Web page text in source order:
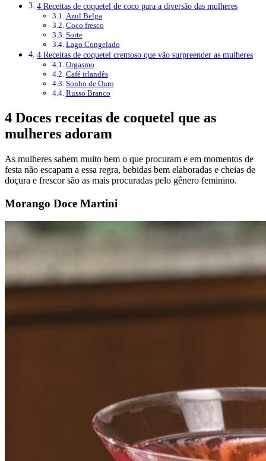
4 Receitas de coquetel de coco para a diversão das mulheres
Azul Belga
Coco fresco
Sorte
Lago Congelado
4 Receitas de coquetel cremoso que vão surpreender as mulheres
Orgasmo
Café irlandês
Sonho de Ouro
Russo Branco
4 Doces receitas de coquetel que as
mulheres adoram
As mulheres sabem muito bem o que procuram e em momentos de
festa não escapam a essa regra, bebidas bem elaboradas e cheias de
doçura e frescor são as mais procuradas pelo gênero feminino.
Morango Doce Martini